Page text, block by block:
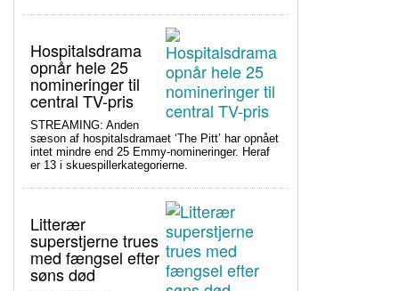
Hospitalsdrama
opnår hele 25
nomineringer til
central TV-pris
STREAMING: Anden
sæson af hospitalsdramaet ‘The Pitt’ har opnået
intet mindre end 25 Emmy-nomineringer. Heraf
er 13 i skuespillerkategorierne.
Litterær
superstjerne trues
med fængsel efter
søns død